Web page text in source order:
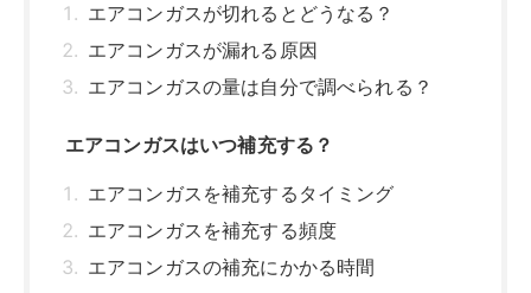
エアコンガスが切れるとどうなる？
エアコンガスが漏れる原因
エアコンガスの量は自分で調べられる？
エアコンガスはいつ補充する？
エアコンガスを補充するタイミング
エアコンガスを補充する頻度
エアコンガスの補充にかかる時間